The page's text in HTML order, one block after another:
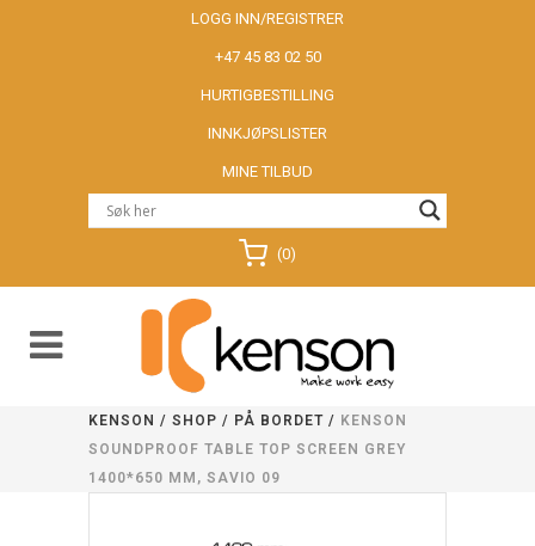
LOGG INN/REGISTRER
+47 45 83 02 50
HURTIGBESTILLING
INNKJØPSLISTER
MINE TILBUD
(0)
KENSON / SHOP / PÅ BORDET / KENSON
SOUNDPROOF TABLE TOP SCREEN GREY
1400*650 MM, SAVIO 09